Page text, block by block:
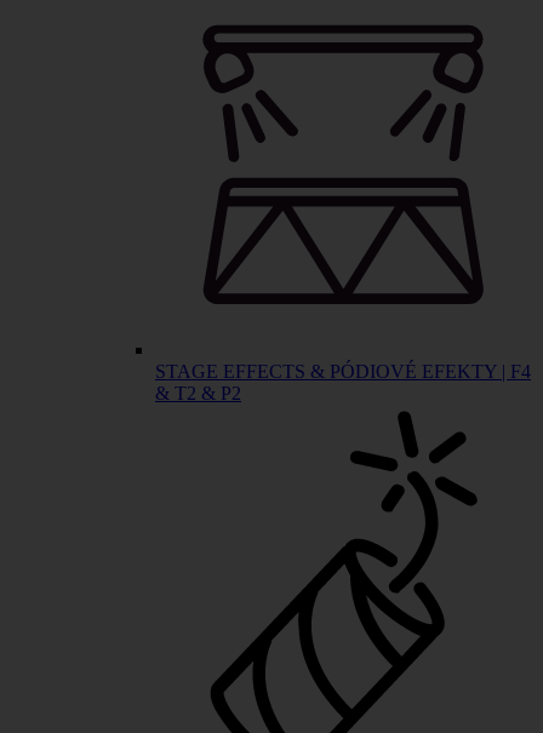
STAGE EFFECTS & PÓDIOVÉ EFEKTY | F4
& T2 & P2